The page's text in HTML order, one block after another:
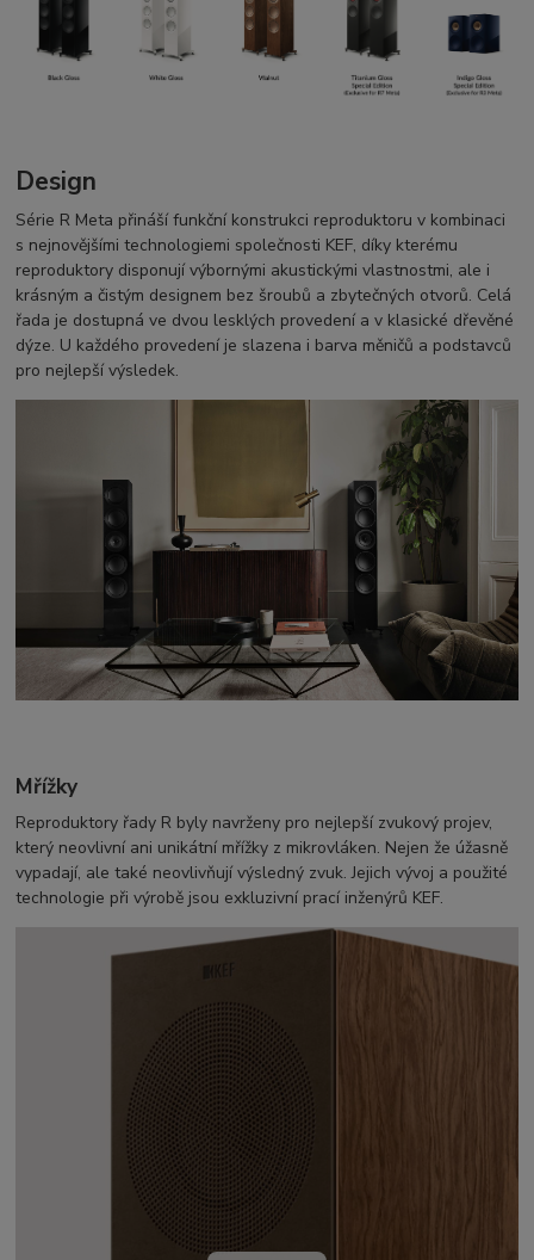
Design
Série R Meta přináší funkční konstrukci reproduktoru v kombinaci
s nejnovějšími technologiemi společnosti KEF, díky kterému
reproduktory disponují výbornými akustickými vlastnostmi, ale i
krásným a čistým designem bez šroubů a zbytečných otvorů. Celá
řada je dostupná ve dvou lesklých provedení a v klasické dřevěné
dýze. U každého provedení je slazena i barva měničů a podstavců
pro nejlepší výsledek.
Mřížky
Reproduktory řady R byly navrženy pro nejlepší zvukový projev,
který neovlivní ani unikátní mřížky z mikrovláken. Nejen že úžasně
vypadají, ale také neovlivňují výsledný zvuk. Jejich vývoj a použité
technologie při výrobě jsou exkluzivní prací inženýrů KEF.